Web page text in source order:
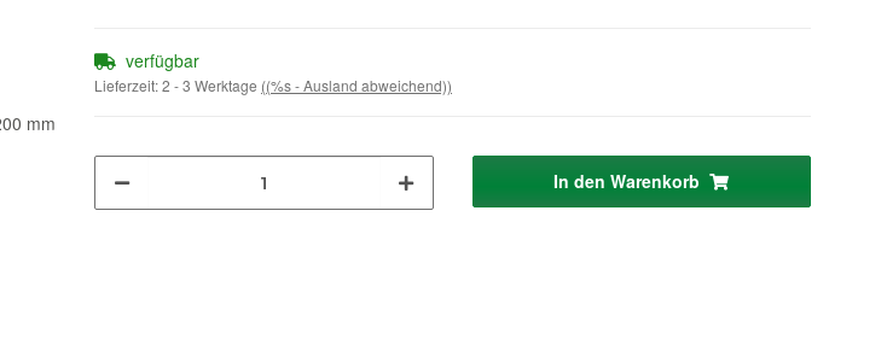
verfügbar
Lieferzeit:2 - 3 Werktage ((%s - Ausland abweichend))
In den Warenkorb